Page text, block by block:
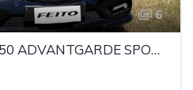
6
MERCEDES BENZ E350 ADVANTGARDE SPORT MODELO 2020 CON MOTOR V6 3.5